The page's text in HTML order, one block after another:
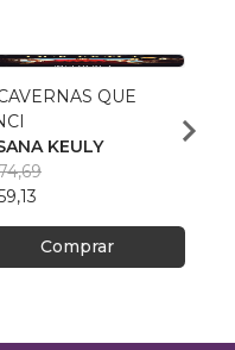
QUE
KEULY
Comprar
Chris
R$